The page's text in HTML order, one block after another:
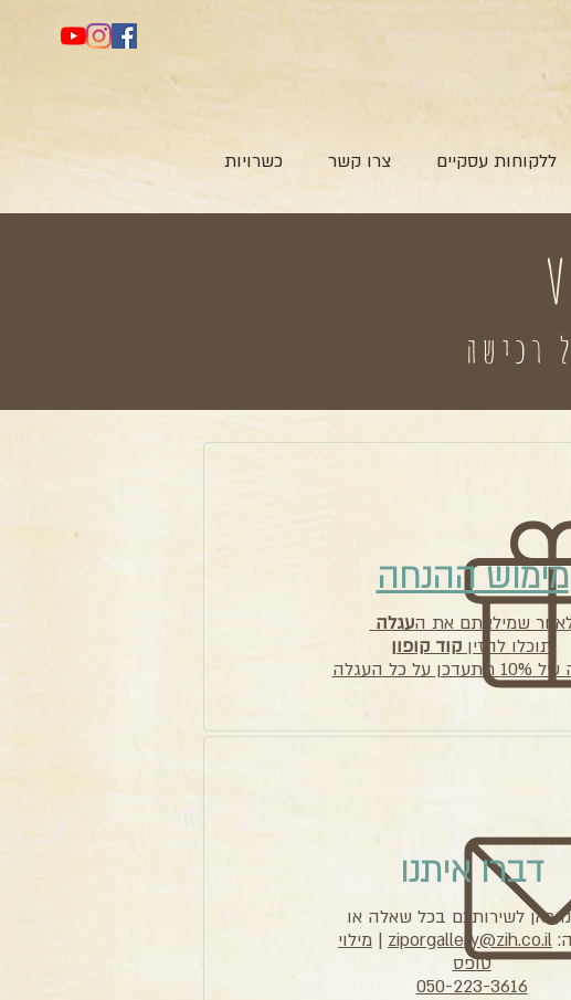
ללקוחות עסקיים צרו קשר כשרויות
מימוש ההנחה
שמילאתם את העגלה
תוכלו להזין קוד קופון
על כל העגלה
דברו איתנו
כאן לשירותכם בכל שאלה או
ziporgallery@zih.co.il
| מילוי
טופס
050-223-3616